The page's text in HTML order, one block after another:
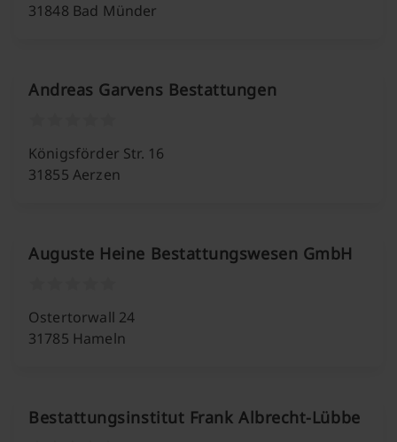
31848 Bad Münder
Andreas Garvens Bestattungen
Königsförder Str. 16
31855 Aerzen
Auguste Heine Bestattungswesen GmbH
Ostertorwall 24
31785 Hameln
Bestattungsinstitut Frank Albrecht-Lübbe